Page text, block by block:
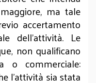
ma tale
accertamento
dell’attività. Le
non qualificano
o commerciale:
l’attività sia stata